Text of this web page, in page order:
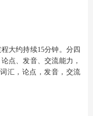
大约持续15分钟。分四
点、发音、交流能力，
汇，论点，发音，交流